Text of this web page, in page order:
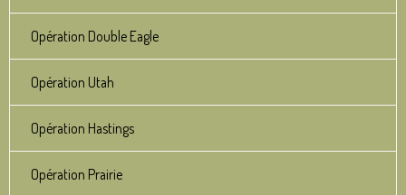
Opération Double Eagle
Opération Utah
Opération Hastings
Opération Prairie